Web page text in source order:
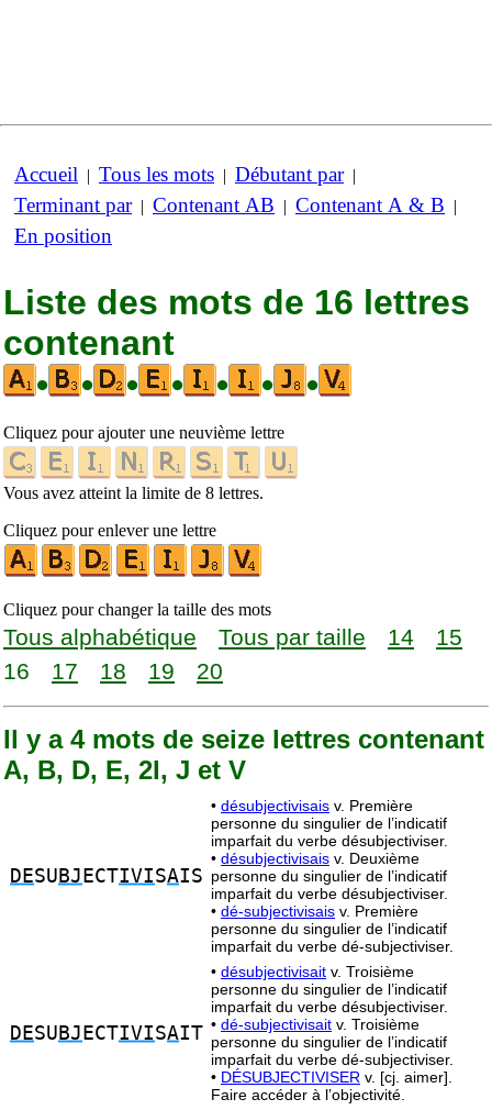
Accueil | Tous les mots | Débutant par|
Terminant par| Contenant AB | Contenant A & B |
En position
Liste des mots de 16 lettres
contenant
•
• • • • • •
Cliquez pour ajouter une neuvième lettre
Vous avez atteint la limite de 8 lettres.
Cliquez pour enlever une lettre
Cliquez pour changer la taille des mots
Tous alphabétique Tous par taille 14
15
16
17 18 19 20
Il y a 4 mots de seize lettres contenant
A, B, D, E, 2I, J et V
DESU BJ ECTIVISAIS
• désubjectivisais v. Première
personne du singulier de l’indicatif
imparfait du verbe désubjectiviser.
• désubjectivisais v. Deuxième
personne du singulier de l’indicatif
imparfait du verbe désubjectiviser.
• dé-subjectivisais v. Première
personne du singulier de l’indicatif
imparfait du verbe dé-subjectiviser.
DESU BJ ECTIVISAIT
• désubjectivisait v. Troisième
personne du singulier de l’indicatif
imparfait du verbe désubjectiviser.
• dé-subjectivisait v. Troisième
personne du singulier de l’indicatif
imparfait du verbe dé-subjectiviser.
• DÉSUBJECTIVISER v. [cj. aimer].
Faire accéder à l’objectivité.